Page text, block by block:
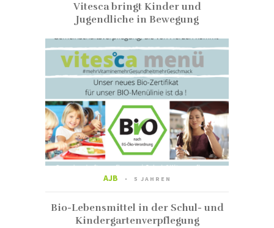
Vitesca bringt Kinder und
Jugendliche in Bewegung
AJB 5 JAHREN
Bio-Lebensmittel in der Schul- und
Kindergartenverpflegung